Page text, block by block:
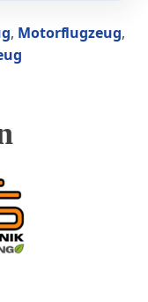
, Motorflugzeug,